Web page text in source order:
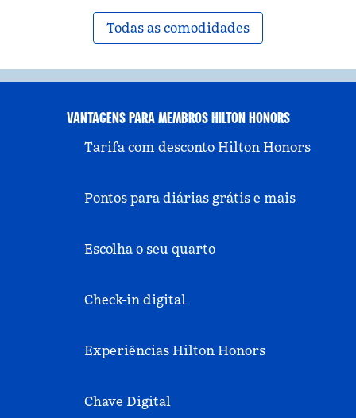
Todas as comodidades
VANTAGENS PARA MEMBROS HILTON HONORS
Tarifa com desconto Hilton Honors
Pontos para diárias grátis e mais
Escolha o seu quarto
Check-in digital
Experiências Hilton Honors
Chave Digital